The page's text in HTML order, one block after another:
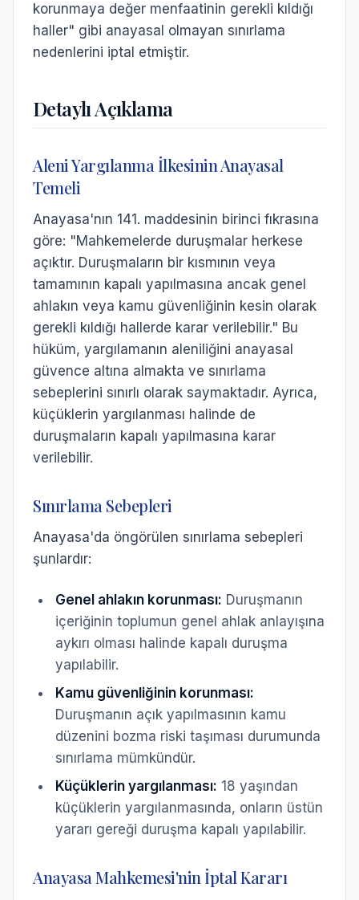
korunmaya değer menfaatinin gerekli kıldığı
haller" gibi anayasal olmayan sınırlama
nedenlerini iptal etmiştir.
Detaylı Açıklama
Aleni Yargılanma İlkesinin Anayasal
Temeli
Anayasa'nın 141. maddesinin birinci fıkrasına
göre: "Mahkemelerde duruşmalar herkese
açıktır. Duruşmaların bir kısmının veya
tamamının kapalı yapılmasına ancak genel
ahlakın veya kamu güvenliğinin kesin olarak
gerekli kıldığı hallerde karar verilebilir." Bu
hüküm, yargılamanın aleniliğini anayasal
güvence altına almakta ve sınırlama
sebeplerini sınırlı olarak saymaktadır. Ayrıca,
küçüklerin yargılanması halinde de
duruşmaların kapalı yapılmasına karar
verilebilir.
Sınırlama Sebepleri
Anayasa'da öngörülen sınırlama sebepleri
şunlardır:
Genel ahlakın korunması: Duruşmanın
içeriğinin toplumun genel ahlak anlayışına
aykırı olması halinde kapalı duruşma
yapılabilir.
Kamu güvenliğinin korunması:
Duruşmanın açık yapılmasının kamu
düzenini bozma riski taşıması durumunda
sınırlama mümkündür.
Küçüklerin yargılanması: 18 yaşından
küçüklerin yargılanmasında, onların üstün
yararı gereği duruşma kapalı yapılabilir.
Anayasa Mahkemesi'nin İptal Kararı